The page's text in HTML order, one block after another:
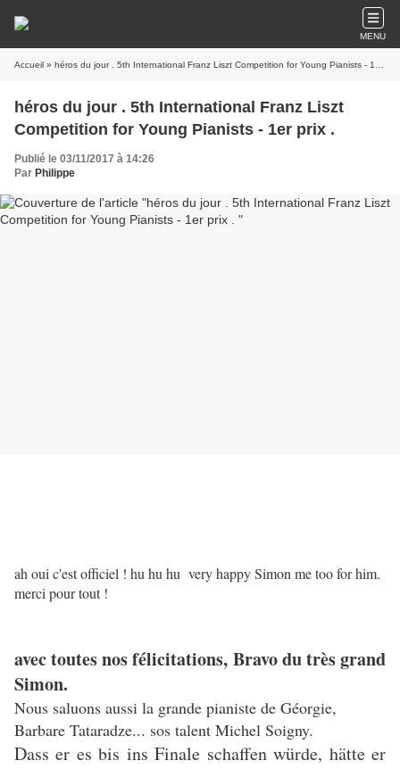
MENU
Accueil » héros du jour . 5th International Franz Liszt Competition for Young Pianists - 1er prix .
héros du jour . 5th International Franz Liszt
Competition for Young Pianists - 1er prix .
Publié le 03/11/2017 à 14:26
Par Philippe
ah oui c'est officiel ! hu hu hu very happy Simon me too for him.
merci pour tout !
avec toutes nos félicitations, Bravo du très grand
Simon.
Nous saluons aussi la grande pianiste de Géorgie,
Barbare Tataradze... sos talent Michel Soigny.
Dass er es bis ins Finale schaffen würde, hätte er